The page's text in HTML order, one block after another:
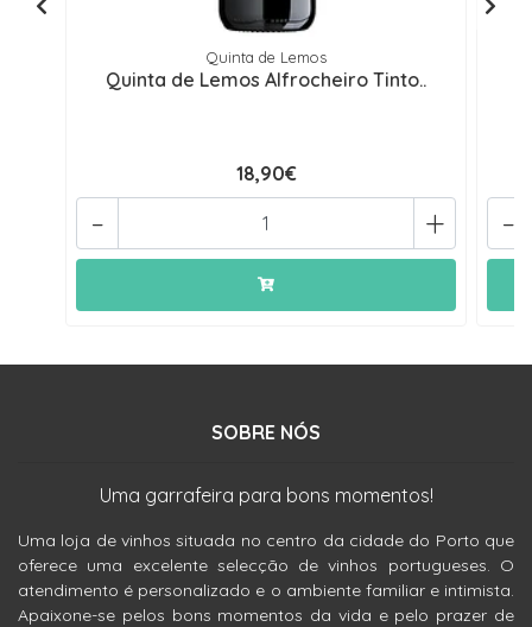
Quinta de Lemos
Quinta de Lemos Alfrocheiro Tinto..
18,90€
+
- -
SOBRE NÓS
Uma garrafeira para bons momentos!
Uma loja de vinhos situada no centro da cidade do Porto que
oferece uma excelente selecção de vinhos portugueses. O
atendimento é personalizado e o ambiente familiar e intimista.
Apaixone-se pelos bons momentos da vida e pelo prazer de